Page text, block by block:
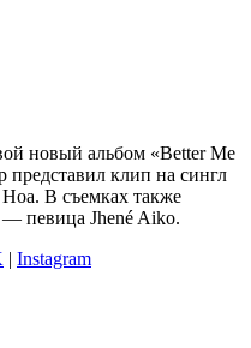
новый альбом «Better Me
представил клип на сингл
В съемках также
— певица Jhené Aiko.
| Instagram